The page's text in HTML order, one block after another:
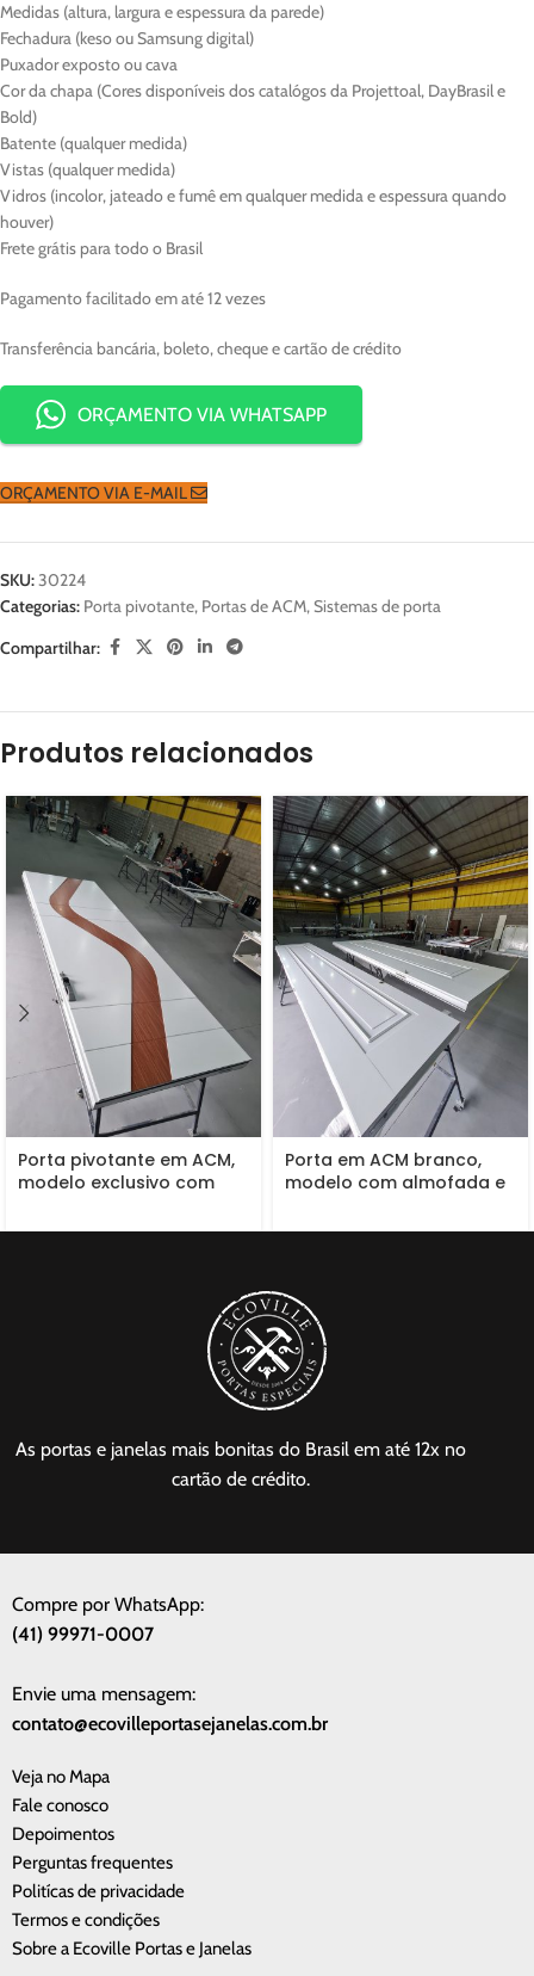
Medidas (altura, largura e espessura da parede)
Fechadura (keso ou Samsung digital)
Puxador exposto ou cava
Cor da chapa (Cores disponíveis dos catalógos da Projettoal, DayBrasil e
Bold)
Batente (qualquer medida)
Vistas (qualquer medida)
Vidros (incolor, jateado e fumê em qualquer medida e espessura quando
houver)
Frete grátis para todo o Brasil
Pagamento facilitado em até 12 vezes
Transferência bancária, boleto, cheque e cartão de crédito
ORÇAMENTO VIA WHATSAPP
ORÇAMENTO VIA E-MAIL
SKU:30224
Categorias: Porta pivotante, Portas de ACM,Sistemas de porta
Compartilhar:
Produtos relacionados
Porta pivotante em ACM,
modelo exclusivo com
Porta em ACM branco,
modelo com almofada e
porta e batente
As portas e janelas mais bonitas do Brasil em até 12x no
cartão de crédito.
Compre por WhatsApp:
(41) 99971-0007
Envie uma mensagem:
contato@ecovilleportasejanelas.com.br
Veja no Mapa
Fale conosco
Depoimentos
Perguntas frequentes
Politícas de privacidade
Termos e condições
Sobre a Ecoville Portas e Janelas